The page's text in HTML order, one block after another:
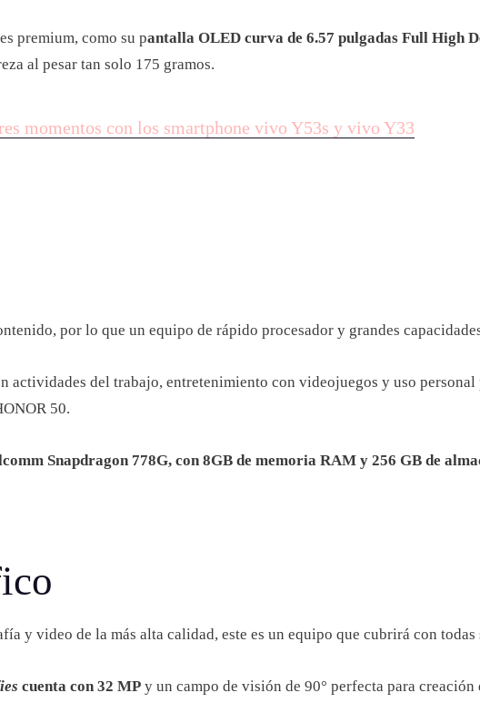
premium, como su pantalla OLED curva de 6.57 pulgadas Full High
al pesar tan solo 175 gramos.
momentos con los smartphone vivo Y53s y vivo Y33
por lo que un equipo de rápido procesador y grandes
actividades del trabajo, entretenimiento con videojuegos y uso
50.
Snapdragon 778G, con 8GB de memoria RAM y 256 GB de
y video de la más alta calidad, este es un equipo que cubrirá con todas
cuenta con 32 MP y un campo de visión de 90° perfecta para